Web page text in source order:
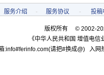
服务介绍 - 服务协议 - 投稿
版权所有 © 2002-
《中华人民共和国 增值电
:info#ferinfo.com(请把#换成@) 入